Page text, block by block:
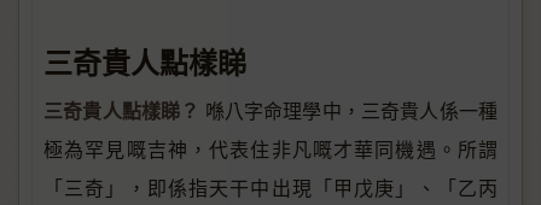
三奇貴人點樣睇
三奇貴人點樣睇？ 喺八字命理學中，三奇貴人係一種
極為罕見嘅吉神，代表住非凡嘅才華同機遇。所謂
「三奇」，即係指天干中出現「甲戊庚」、「乙丙